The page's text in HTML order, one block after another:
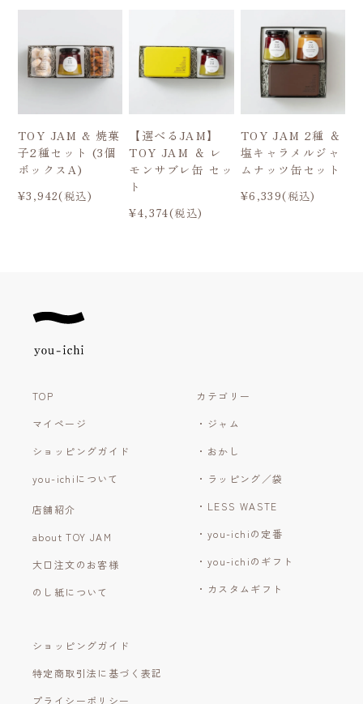
TOY JAM & 焼菓
子2種セット (3個
ボックスA)
¥3,942(税込)
【選べるJAM】
TOY JAM ＆ レ
モンサブレ缶 セッ
ト
¥4,374(税込)
TOY JAM 2種 ＆
塩キャラメルジャ
ムナッツ缶セット
¥6,339(税込)
TOP
マイページ
ショッピングガイド
you-ichiについて
カテゴリー
・ジャム
・おかし
・ラッピング／袋
・LESS WASTE
・you-ichiの定番
・you-ichiのギフト
・カスタムギフト
店舗紹介
about TOY JAM
大口注文のお客様
のし紙について
ショッピングガイド
特定商取引法に基づく表記
プライシーポリシー